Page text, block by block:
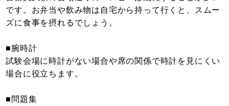
です。お弁当や飲み物は自宅から持って行くと、スムー
ズに食事を摂れるでしょう。
■腕時計
試験会場に時計がない場合や席の関係で時計を見にくい
場合に役立ちます。
■問題集